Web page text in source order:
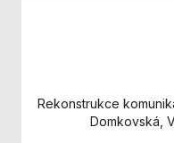
Rekonstrukce
Domkovská,